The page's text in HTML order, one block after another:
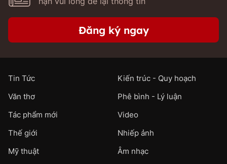
Đăng ký ngay
Tin Tức
Kiến trúc - Quy hoạch
Văn thơ
Phê bình - Lý luận
Tác phẩm mới
Video
Thế giới
Nhiếp ảnh
Mỹ thuật
Âm nhạc